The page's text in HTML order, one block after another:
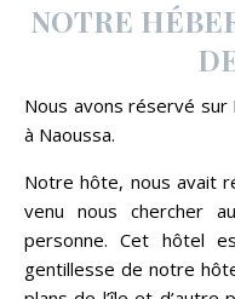
NOTRE
Nous avons réservé sur
à Naoussa.
Notre hôte, nous avait
venu nous chercher
personne. Cet hôtel
gentillesse de notre